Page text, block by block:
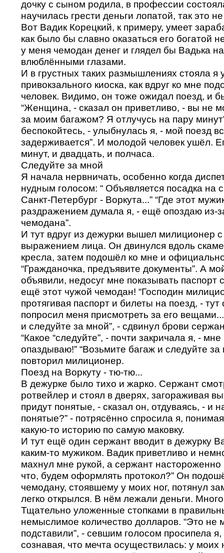
дочку с сыном родила, в профессии
научилась грести деньги лопатой, так это
Вот Вадик Корецкий, к примеру, умеет
как было бы славно оказаться его богатой
у меня чемодан денег и глядел бы Вадька
влюблёнными глазами.
И в грустных таких размышлениях стояла я
привокзального киоска, как вдруг ко мне
человек. Видимо, он тоже ожидал поезд, и
“Женщина, - сказал он приветливо, - вы не
за моим багажом? Я отлучусь на пару
беспокойтесь, - улыбнулась я, - мой поезд
задерживается”. И молодой человек ушёл.
минут, и двадцать, и полчаса.
Следуйте за мной
Я начала нервничать, особенно когда
нудным голосом: “ Объявляется посадка на
Санкт-Петербург - Воркута...” “Где этот
раздражением думала я, - ещё опоздаю из-
чемодана”.
И тут вдруг из дежурки вышел милиционер
выражением лица. Он двинулся вдоль
кресла, затем подошёл ко мне и
“Гражданочка, предъявите документы”. А
объявили, недосуг мне показывать паспорт
ещё этот чужой чемодан! “Господин
протягивая паспорт и билеты на поезд, -
попросил меня присмотреть за его
и следуйте за мной”, - сдвинул брови
“Какое “следуйте”, - почти закричала я, -
опаздываю!” “Возьмите багаж и следуйте за
повторил милиционер.
Поезд на Воркуту - тю-тю...
В дежурке было тихо и жарко. Сержант
ротвейлер и стоял в дверях, загораживая
придут понятые, - сказал он, отдуваясь, - и
понятые?” - потрясённо спросила я,
какую-то историю по самую маковку.
И тут ещё один сержант вводит в дежурку
каким-то мужиком. Вадик приветливо и
махнул мне рукой, а сержант настороженно
что, будем оформлять протокол?” Он
чемодану, стоявшему у моих ног, потянул
легко открылся. В нём лежали деньги.
Тщательно уложенные стопками в
немыслимое количество долларов. “Это не
подставили”, - севшим голосом просипела
сознавая, что мечта осуществилась: у моих